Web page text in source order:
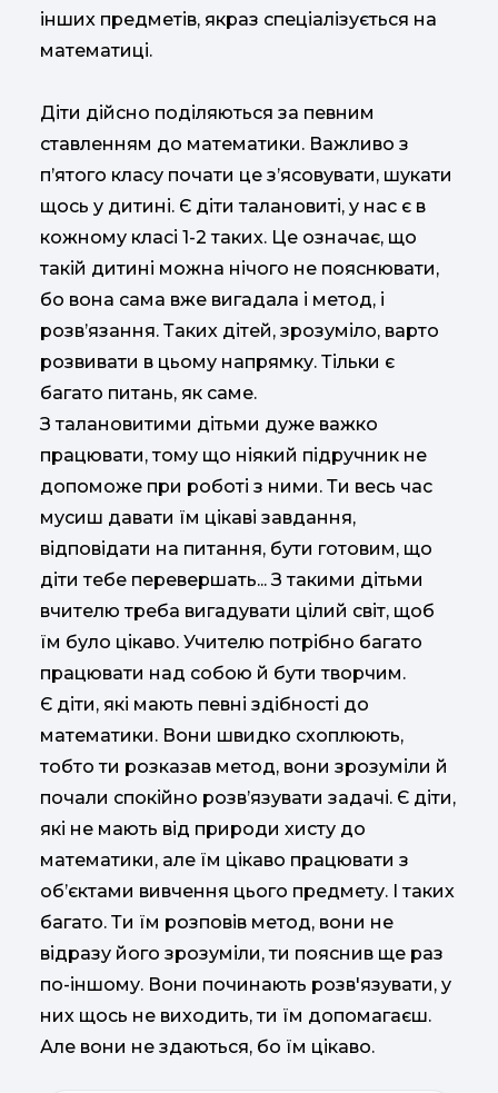
інших предметів, якраз спеціалізується на
математиці.
Діти дійсно поділяються за певним
ставленням до математики. Важливо з
п’ятого класу почати це з’ясовувати, шукати
щось у дитині. Є діти талановиті, у нас є в
кожному класі 1-2 таких. Це означає, що
такій дитині можна нічого не пояснювати,
бо вона сама вже вигадала і метод, і
розв’язання. Таких дітей, зрозуміло, варто
розвивати в цьому напрямку. Тільки є
багато питань, як саме.
З талановитими дітьми дуже важко
працювати, тому що ніякий підручник не
допоможе при роботі з ними. Ти весь час
мусиш давати їм цікаві завдання,
відповідати на питання, бути готовим, що
діти тебе перевершать... З такими дітьми
вчителю треба вигадувати цілий світ, щоб
їм було цікаво. Учителю потрібно багато
працювати над собою й бути творчим.
Є діти, які мають певні здібності до
математики. Вони швидко схоплюють,
тобто ти розказав метод, вони зрозуміли й
почали спокійно розв’язувати задачі. Є діти,
які не мають від природи хисту до
математики, але їм цікаво працювати з
об’єктами вивчення цього предмету. І таких
багато. Ти їм розповів метод, вони не
відразу його зрозуміли, ти пояснив ще раз
по-іншому. Вони починають розв'язувати, у
них щось не виходить, ти їм допомагаєш.
Але вони не здаються, бо їм цікаво.